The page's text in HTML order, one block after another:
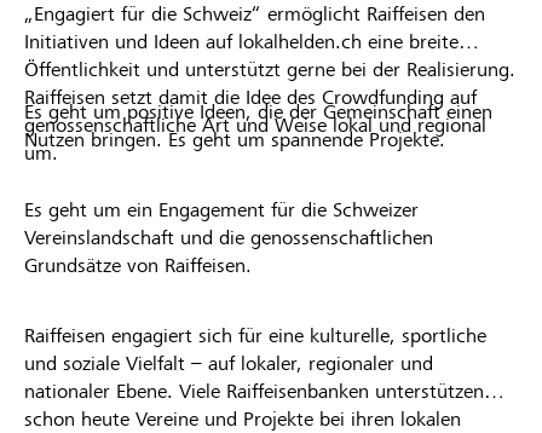
„Engagiert für die Schweiz“ ermöglicht Raiffeisen den
Initiativen und Ideen auf lokalhelden.ch eine breite
Öffentlichkeit und unterstützt gerne bei der Realisierung.
Raiffeisen setzt damit die Idee des Crowdfunding auf
genossenschaftliche Art und Weise lokal und regional
um.
Es geht um positive Ideen, die der Gemeinschaft einen
Nutzen bringen. Es geht um spannende Projekte.
Es geht um ein Engagement für die Schweizer
Vereinslandschaft und die genossenschaftlichen
Grundsätze von Raiffeisen.
Raiffeisen engagiert sich für eine kulturelle, sportliche
und soziale Vielfalt – auf lokaler, regionaler und
nationaler Ebene. Viele Raiffeisenbanken unterstützen
schon heute Vereine und Projekte bei ihren lokalen